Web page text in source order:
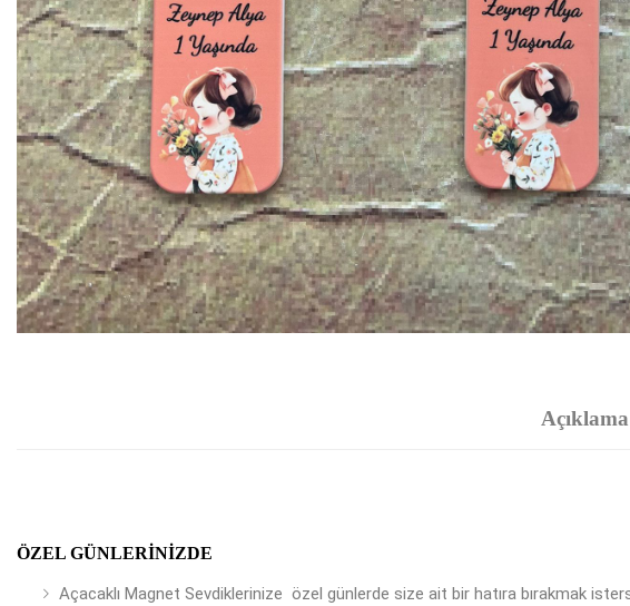
Açıklama
ÖZEL GÜNLERINIZDE
Açacaklı Magnet Sevdiklerinize özel günlerde size ait bir hatıra bırakmak